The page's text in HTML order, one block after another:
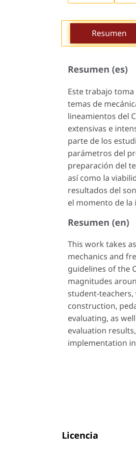
Resumen
Resumen (es)
Este trabajo
temas de
lineamientos del
extensivas e
parte de los
parámetros del
preparación del
así como la
resultados del
el momento de
Resumen (en)
This work takes
mechanics and
guidelines of the
magnitudes
student-
construction,
evaluating, as
evaluation
implementation
Licencia